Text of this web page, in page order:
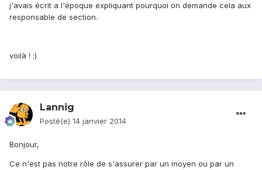
j'avais écrit a l'époque expliquant pourquoi on demande cela aux
responsable de section.
voilà ! :)
Lannig
Posté(e) 14 janvier 2014
Bonjour,
Ce n'est pas notre rôle de s'assurer par un moyen ou par un